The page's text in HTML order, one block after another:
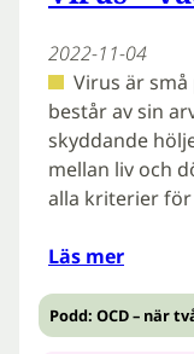
2022-11-04
Virus är
består av sin
skyddande
mellan liv och
alla kriterier för
Läs mer
Podd: OCD – när